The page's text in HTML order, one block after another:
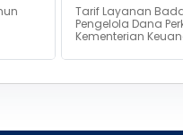
Tarif Layanan
Pengelola Dana
Kementerian